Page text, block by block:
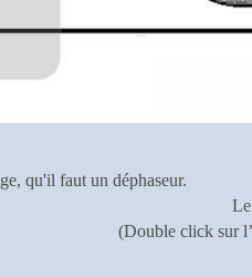
qu'il faut un déphaseur.
(Double click sur